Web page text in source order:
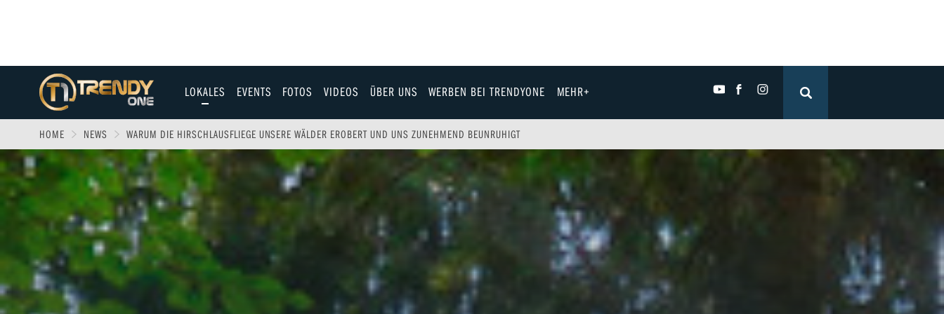
LOKALES
Allgäu
Augsburg
Ulm
EVENTS FOTOS VIDEOS ÜBER UNS
Team
Jobs & Karriere
WERBEN BEI TRENDYONE MEHR+
Sport
Entertainment
Fitness & Gesundheit
Wirtschaft & Politik
Fashion
Gewinnspiele
HOME NEWS WARUM DIE HIRSCHLAUSFLIEGE UNSERE WÄLDER EROBERT UND UNS ZUNEHMEND BEUNRUHIGT